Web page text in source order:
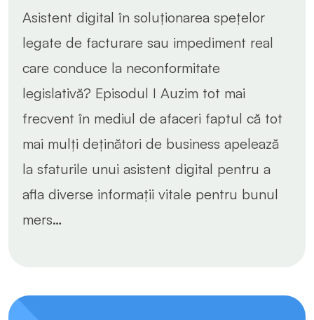
Asistent digital în soluționarea spețelor
legate de facturare sau impediment real
care conduce la neconformitate
legislativă? Episodul I Auzim tot mai
frecvent în mediul de afaceri faptul că tot
mai mulți deținători de business apelează
la sfaturile unui asistent digital pentru a
afla diverse informații vitale pentru bunul
mers…